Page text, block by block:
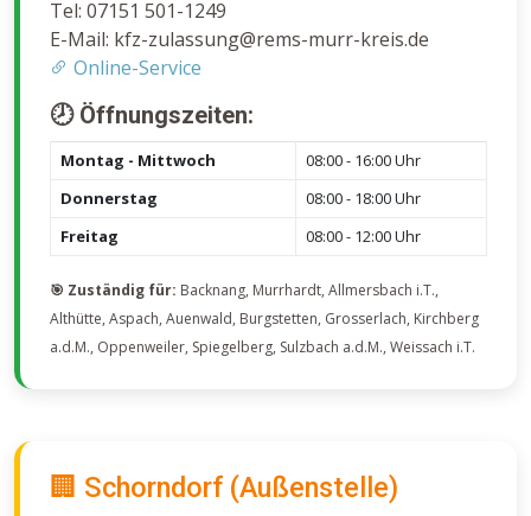
Tel: 07151 501-1249
E-Mail: kfz-zulassung@rems-murr-kreis.de
Online-Service
🕗 Öffnungszeiten:
Montag - Mittwoch
08:00 - 16:00 Uhr
Donnerstag
08:00 - 18:00 Uhr
Freitag
08:00 - 12:00 Uhr
🎯 Zuständig für: Backnang, Murrhardt, Allmersbach i.T.,
Althütte, Aspach, Auenwald, Burgstetten, Grosserlach, Kirchberg
a.d.M., Oppenweiler, Spiegelberg, Sulzbach a.d.M., Weissach i.T.
🏢 Schorndorf (Außenstelle)